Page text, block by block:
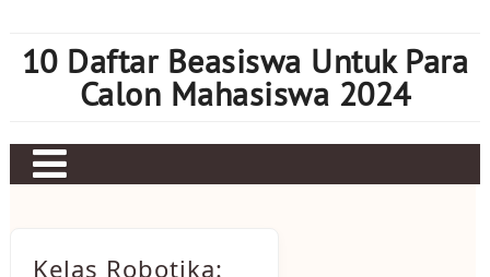
content
10 Daftar Beasiswa Untuk Para
Calon Mahasiswa 2024
Kelas Robotika: